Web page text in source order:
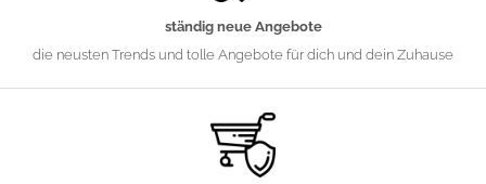
ständig neue Angebote
die neusten Trends und tolle Angebote für dich und dein Zuhause